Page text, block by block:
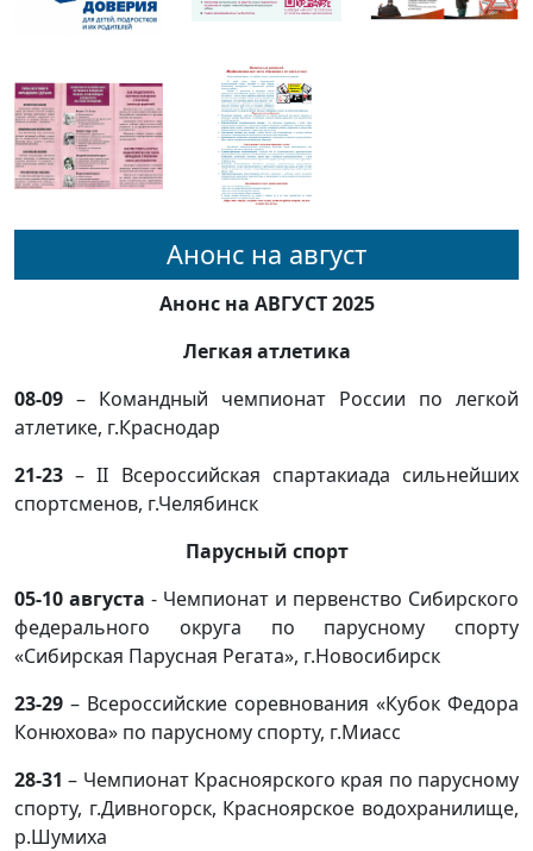
Анонс на август
Анонс на АВГУСТ 2025
Легкая атлетика
08-09 – Командный чемпионат России по легкой
атлетике, г.Краснодар
21-23 – II Всероссийская спартакиада сильнейших
спортсменов, г.Челябинск
Парусный спорт
05-10 августа - Чемпионат и первенство Сибирского
федерального округа по парусному спорту
«Сибирская Парусная Регата», г.Новосибирск
23-29 – Всероссийские соревнования «Кубок Федора
Конюхова» по парусному спорту, г.Миасс
28-31 – Чемпионат Красноярского края по парусному
спорту, г.Дивногорск, Красноярское водохранилище,
р.Шумиха